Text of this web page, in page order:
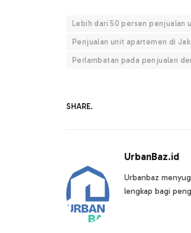
Lebih dari 50 persen penjualan
Penjualan unit apartemen di
Perlambatan pada penjualan
SHARE.
UrbanBaz.id
Urbanbaz
lengkap bagi